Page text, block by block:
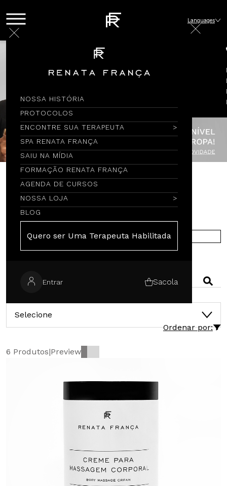
NOSSA HISTÓRIA
PROTOCOLOS
ENCONTRE SUA TERAPEUTA
SPA RENATA FRANÇA
SAIU NA MÍDIA
FORMAÇÃO RENATA FRANÇA
AGENDA DE CURSOS
NOSSA LOJA
BLOG
Quero ser Uma Terapeuta Habilitada
Entrar Sacola
Languages
Encontre por Nome
COMPRE NA EUROPA
Selecione
Ordenar por:
6 Produtos|Preview